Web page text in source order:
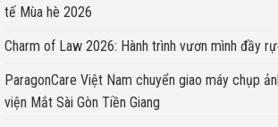
tế Mùa hè 2026
Charm of Law 2026: Hành trình vươn mình đầy
ParagonCare Việt Nam chuyển giao máy chụp
viện Mắt Sài Gòn Tiền Giang